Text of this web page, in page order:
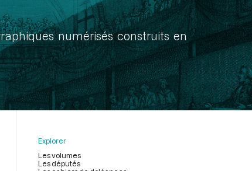
numérisés construits en
Explorer
Les volumes
Les députés